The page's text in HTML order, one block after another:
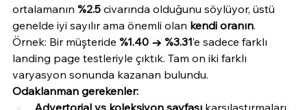
ortalamanın %2.5 civarında olduğunu söylüyor, üstü
genelde iyi sayılır ama önemli olan kendi oranın.
Örnek: Bir müşteride %1.40 → %3.31’e sadece farklı
landing page testleriyle çıktık. Tam on iki farklı
varyasyon sonunda kazanan bulundu.
Odaklanman gerekenler:
Advertorial vs koleksiyon sayfası karşılaştırmaları.